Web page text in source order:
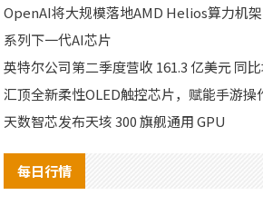
OpenAI将大规模落地AMD Helios算力机
系列下一代AI芯片
英特尔公司第二季度营收 161.3 亿美元 同
汇顶全新柔性OLED触控芯片，赋能手游操
天数智芯发布天垓 300 旗舰通用 GPU
每日行情